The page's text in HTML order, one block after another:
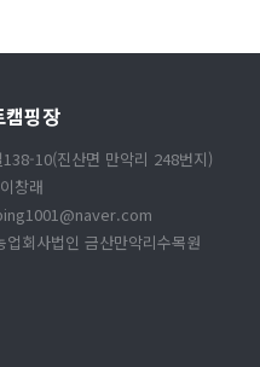
캠핑장
10(진산면 만악리 248번지)
이창래
회사법인 금산만악리수목원